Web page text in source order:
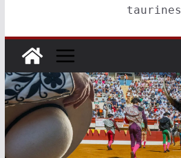
taurines